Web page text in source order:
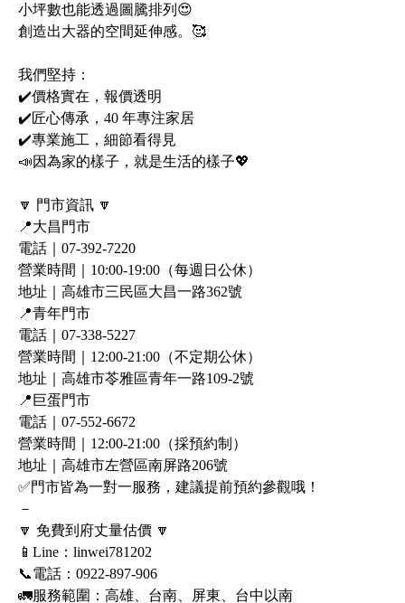
小坪數也能透過圖騰排列😍
創造出大器的空間延伸感。🥰
我們堅持：
✔️價格實在，報價透明
✔️匠心傳承，40 年專注家居
✔️專業施工，細節看得見
📣因為家的樣子，就是生活的樣子💖
🔽 門市資訊 🔽
📍大昌門市
電話｜07-392-7220
營業時間｜10:00-19:00（每週日公休）
地址｜高雄市三民區大昌一路362號
📍青年門市
電話｜07-338-5227
營業時間｜12:00-21:00（不定期公休）
地址｜高雄市苓雅區青年一路109-2號
📍巨蛋門市
電話｜07-552-6672
營業時間｜12:00-21:00（採預約制）
地址｜高雄市左營區南屏路206號
✅門市皆為一對一服務，建議提前預約參觀哦！
－
🔽 免費到府丈量估價 🔽
📱Line：linwei781202
📞電話：0922-897-906
🚛服務範圍：高雄、台南、屏東、台中以南